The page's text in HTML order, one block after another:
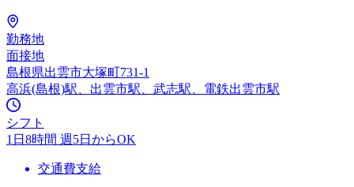
勤務地
面接地
島根県出雲市大塚町731-1
高浜(島根)駅、出雲市駅、武志駅、電鉄出雲市駅
シフト
1日8時間 週5日からOK
交通費支給